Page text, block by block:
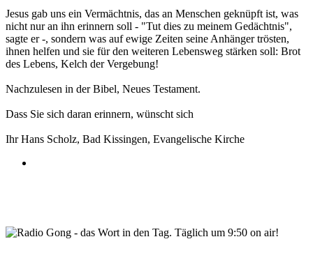
Jesus gab uns ein Vermächtnis, das an Menschen geknüpft ist, was
nicht nur an ihn erinnern soll - "Tut dies zu meinem Gedächtnis",
sagte er -, sondern was auf ewige Zeiten seine Anhänger trösten,
ihnen helfen und sie für den weiteren Lebensweg stärken soll: Brot
des Lebens, Kelch der Vergebung!
Nachzulesen in der Bibel, Neues Testament.
Dass Sie sich daran erinnern, wünscht sich
Ihr Hans Scholz, Bad Kissingen, Evangelische Kirche